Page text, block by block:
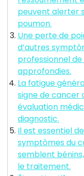
peuvent alerter
poumon.
Une perte de
d’autres
professionnel
approfondies.
La fatigue
signe de cancer
évaluation
diagnostic.
Il est essentiel
symptômes du
semblent
le traitement.